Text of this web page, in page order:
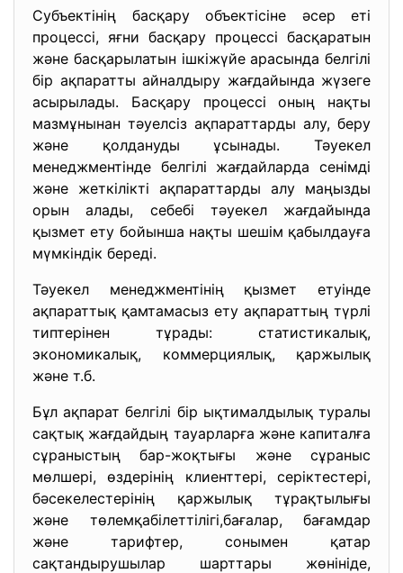
Субъектінің басқару объектісіне әсер еті
процессі, яғни басқару процессі басқаратын
және басқарылатын ішкіжүйе арасында белгілі
бір ақпаратты айналдыру жағдайында жүзеге
асырылады. Басқару процессі оның нақты
мазмұнынан тәуелсіз ақпараттарды алу, беру
және қолдануды ұсынады. Тәуекел
менеджментінде белгілі жағдайларда сенімді
және жеткілікті ақпараттарды алу маңызды
орын алады, себебі тәуекел жағдайында
қызмет ету бойынша нақты шешім қабылдауға
мүмкіндік береді.
Тәуекел менеджментінің қызмет етуінде
ақпараттық қамтамасыз ету ақпараттың түрлі
типтерінен тұрады: статистикалық,
экономикалық, коммерциялық, қаржылық
және т.б.
Бұл ақпарат белгілі бір ықтималдылық туралы
сақтық жағдайдың тауарларға және капиталға
сұраныстың бар-жоқтығы және сұраныс
мөлшері, өздерінің клиенттері, серіктестері,
бәсекелестерінің қаржылық тұрақтылығы
және төлемқабілеттілігі,бағалар, бағамдар
және тарифтер, сонымен қатар
сақтандырушылар шарттары жөнініде,